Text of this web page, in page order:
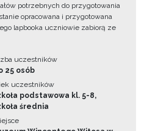
potrzebnych do przygotowania
opracowana i przygotowana
lapbooka uczniowie zabiorą ze
uczestników
25 osób
uczestników
podstawowa kl. 5-8,
średnia